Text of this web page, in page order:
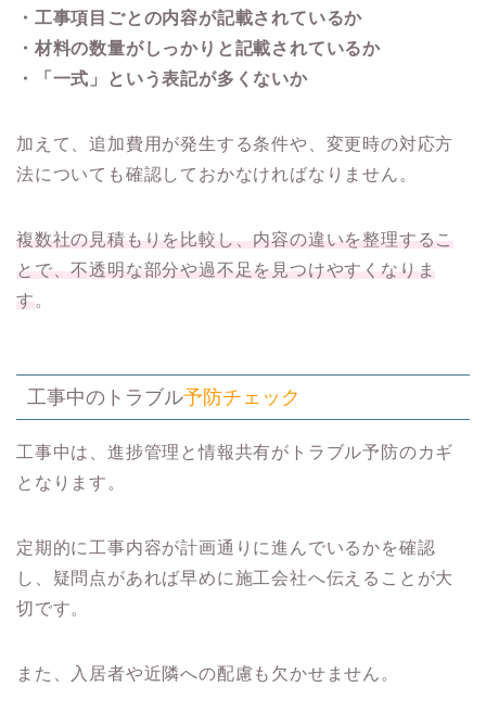
・工事項目ごとの内容が記載されているか
・材料の数量がしっかりと記載されているか
・「一式」という表記が多くないか
加えて、追加費用が発生する条件や、変更時の対応方
法についても確認しておかなければなりません。
複数社の見積もりを比較し、内容の違いを整理するこ
とで、不透明な部分や過不足を見つけやすくなりま
す 。
工事中のトラブル予防チェック
工事中は、進捗管理と情報共有がトラブル予防のカギ
となります。
定期的に工事内容が計画通りに進んでいるかを確認
し、疑問点があれば早めに施工会社へ伝えることが大
切です。
また、入居者や近隣への配慮も欠かせません。